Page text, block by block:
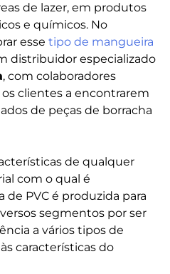
de lazer, em produtos
e químicos. No
esse tipo de mangueira
distribuidor especializado
, com colaboradores
clientes a encontrarem
de peças de borracha
de qualquer
com o qual é
PVC é produzida para
segmentos por ser
a vários tipos de
características do